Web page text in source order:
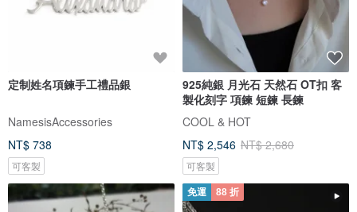
定制姓名項鍊手工禮品銀
NamesisAccessories
NT$ 738
可客製
925純銀 月光石 天然石 OT扣 客
製化刻字 項鍊 短鍊 長鍊
COOL & HOT
NT$ 2,546 NT$ 2,680
可客製
免運 88 折